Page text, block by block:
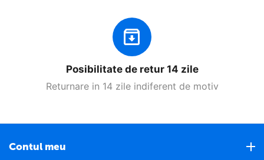
Posibilitate de retur 14 zile
Returnare in 14 zile indiferent de motiv
Contul meu